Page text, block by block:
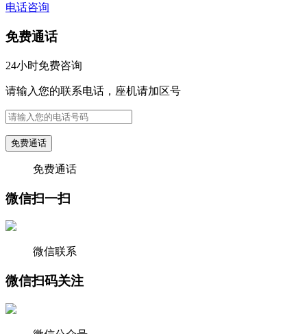
电话咨询
免费通话
24小时免费咨询
请输入您的联系电话，座机请加区号
免费通话
免费通话
微信扫一扫
微信联系
微信扫码关注